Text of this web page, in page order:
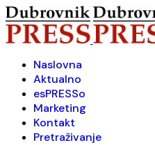
Naslovna
Aktualno
esPRESSo
Marketing
Kontakt
Pretraživanje